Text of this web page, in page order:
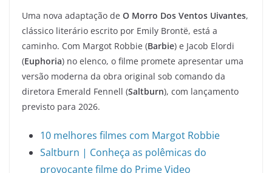
Uma nova adaptação de O Morro Dos Ventos Uivantes,
clássico literário escrito por Emily Brontë, está a
caminho. Com Margot Robbie (Barbie) e Jacob Elordi
(Euphoria) no elenco, o filme promete apresentar uma
versão moderna da obra original sob comando da
diretora Emerald Fennell (Saltburn), com lançamento
previsto para 2026.
10 melhores filmes com Margot Robbie
Saltburn | Conheça as polêmicas do
provocante filme do Prime Video